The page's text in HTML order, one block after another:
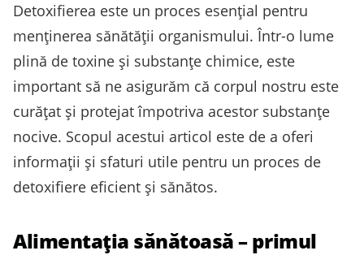
Detoxifierea este un proces esențial pentru
menținerea sănătății organismului. Într-o lume
plină de toxine și substanțe chimice, este
important să ne asigurăm că corpul nostru este
curățat și protejat împotriva acestor substanțe
nocive. Scopul acestui articol este de a oferi
informații și sfaturi utile pentru un proces de
detoxifiere eficient și sănătos.
Alimentația sănătoasă – primul